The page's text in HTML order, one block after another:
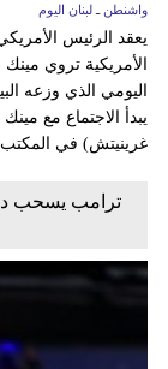
واشنطن ـ لبنان اليوم
يعقد الرئيس
الأمريكية تروي
اليومي الذي وزعه
يبدأ الاجتماع مع
غرينيتش) في المكتب
ترامب يسحب